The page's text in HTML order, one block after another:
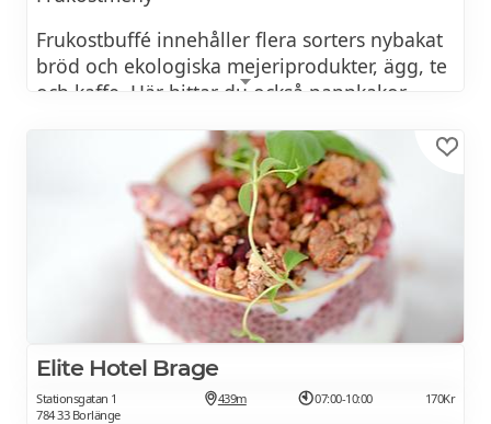
Frukostbuffé innehåller flera sorters nybakat
bröd och ekologiska mejeriprodukter, ägg, te
och kaffe. Här hittar du också pannkakor,
och annan lyx som du kan förvänta dig av en
äkta hotellfrukost.
Om du exempelvis är vegan, laktosintolerant
eller har en allergi spelar det ingen roll – hos
oss kan alla plocka ihop en läcker frukost
efter egen smak och få en fin start på dagen.
BOKA BORD
Elite Hotel Brage
Stationsgatan 1
784 33 Borlänge
439m 07:00-10:00 170Kr